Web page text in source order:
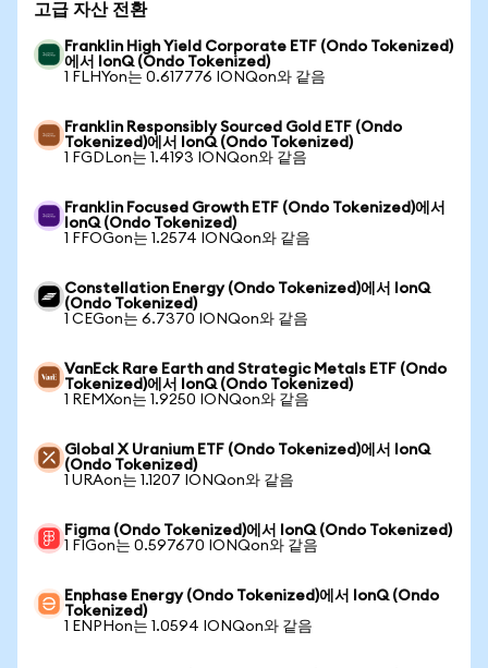
고급 자산 전환
Franklin High Yield Corporate ETF (Ondo Tokenized)
에서 IonQ (Ondo Tokenized)
1 FLHYon는 0.617776 IONQon와 같음
Franklin Responsibly Sourced Gold ETF (Ondo
Tokenized)에서 IonQ (Ondo Tokenized)
1 FGDLon는 1.4193 IONQon와 같음
Franklin Focused Growth ETF (Ondo Tokenized)에서
IonQ (Ondo Tokenized)
1 FFOGon는 1.2574 IONQon와 같음
Constellation Energy (Ondo Tokenized)에서 IonQ
(Ondo Tokenized)
1 CEGon는 6.7370 IONQon와 같음
VanEck Rare Earth and Strategic Metals ETF (Ondo
Tokenized)에서 IonQ (Ondo Tokenized)
1 REMXon는 1.9250 IONQon와 같음
Global X Uranium ETF (Ondo Tokenized)에서 IonQ
(Ondo Tokenized)
1 URAon는 1.1207 IONQon와 같음
Figma (Ondo Tokenized)에서 IonQ (Ondo Tokenized)
1 FIGon는 0.597670 IONQon와 같음
Enphase Energy (Ondo Tokenized)에서 IonQ (Ondo
Tokenized)
1 ENPHon는 1.0594 IONQon와 같음